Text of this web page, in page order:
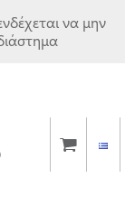
να μην